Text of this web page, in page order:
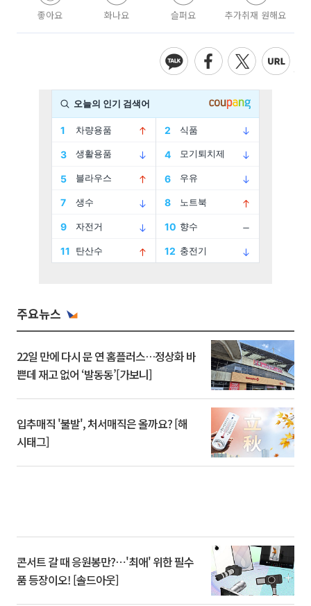
좋아요 화나요 슬퍼요 추가취재 원해요
주요뉴스
22일 만에 다시 문 연 홈플러스…정상화 바
쁜데 재고 없어 ‘발동동’[가보니]
입추매직 '불발', 처서매직은 올까요? [해
시태그]
콘서트 갈 때 응원봉만?⋯'최애' 위한 필수
품 등장이오! [솔드아웃]